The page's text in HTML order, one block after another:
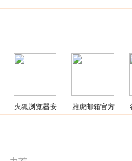
火狐浏览器安
雅虎邮箱官方